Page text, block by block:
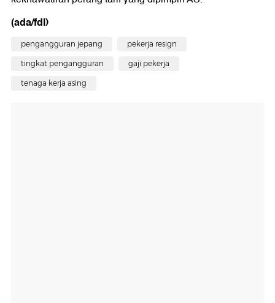
(ada/fdl)
pengangguran jepang pekerja resign
tingkat pengangguran gaji pekerja
tenaga kerja asing